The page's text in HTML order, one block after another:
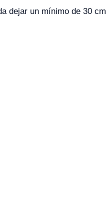
dejar un mínimo de 30